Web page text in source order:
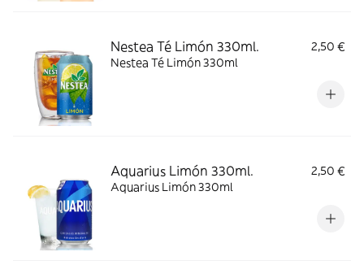
Nestea Té Limón 330ml.
2,50 €
Nestea Té Limón 330ml
Aquarius Limón 330ml.
2,50 €
Aquarius Limón 330ml